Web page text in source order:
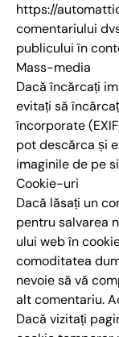
https://
comentariului
publicului în
Mass-media
Dacă încărcați
evitați să
încorporate
pot descărca și
imaginile de pe
Cookie-uri
Dacă lăsați un
pentru salvarea
ului web în
comoditatea
nevoie să vă
alt comentariu.
Dacă vizitați